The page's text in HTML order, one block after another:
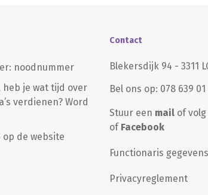
noodnummer
heb je wat tijd over
verdienen? Word
op de website
Contact
Blekersdijk 94 - 3311
Bel ons op: 078 639 01
Stuur een mail of
of Facebook
Functionaris
Privacyreglement